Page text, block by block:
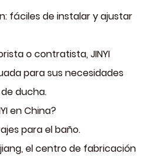
fáciles de instalar y ajustar
o contratista, JINYI
para sus necesidades
ducha.
en China?
para el baño.
el centro de fabricación